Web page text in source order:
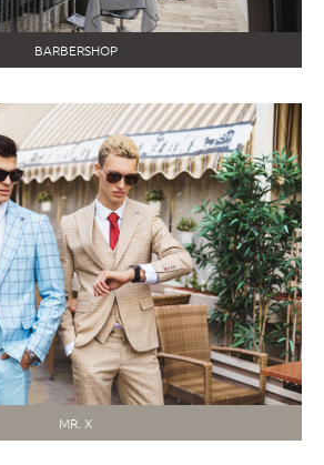
BARBERSHOP
MR. X